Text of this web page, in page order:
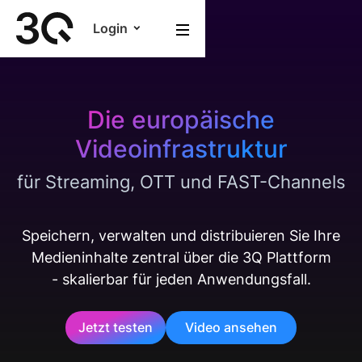
Login
Die europäische
Videoinfrastruktur
für Streaming, OTT und FAST-Channels
Speichern, verwalten und distribuieren Sie Ihre
Medieninhalte zentral über die 3Q Plattform
- skalierbar für jeden Anwendungsfall.
Jetzt testen Video ansehen